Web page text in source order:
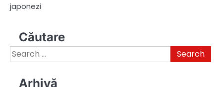
japonezi
Căutare
Search
for:
Arhivă